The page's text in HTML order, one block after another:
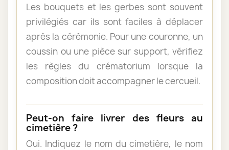
Les bouquets et les gerbes sont souvent
privilégiés car ils sont faciles à déplacer
après la cérémonie. Pour une couronne, un
coussin ou une pièce sur support, vérifiez
les règles du crématorium lorsque la
composition doit accompagner le cercueil.
Peut-on faire livrer des fleurs au
cimetière ?
Oui. Indiquez le nom du cimetière, le nom